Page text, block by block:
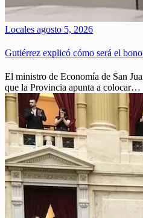
Locales agosto 5, 2026
Gutiérrez explicó cómo será el
El ministro de Economía de San
que la Provincia apunta a colocar…